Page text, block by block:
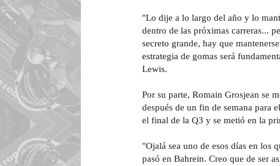
"Lo dije a lo largo del año y lo
dentro de las próximas carreras...
secreto grande, hay que
estrategia de gomas será
Lewis.
Por su parte, Romain Grosjean se
después de un fin de semana para
el final de la Q3 y se metió en la
"Ojalá sea uno de esos días en los
pasó en Bahrein. Creo que de ser